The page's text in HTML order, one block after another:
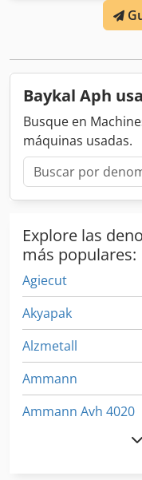
total requerida: 15
Baykal Aph
Busque en
máquinas usadas.
Explore las
más populares:
Agiecut
Akyapak
Alzmetall
Ammann
Ammann Avh 4020
Ammann Avh 8020